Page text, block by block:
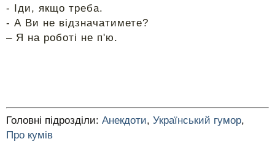
- Іди, якщо треба.
- А Ви не відзначатимете?
– Я на роботі не п'ю.
Головні підрозділи: Анекдоти, Український гумор,
Про кумів